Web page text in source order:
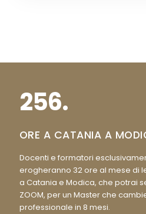
256.
ORE A CATANIA A
Docenti e formatori
erogheranno 32 ore al mese di
a Catania e Modica, che potrai
ZOOM, per un Master che
professionale in 8 mesi.